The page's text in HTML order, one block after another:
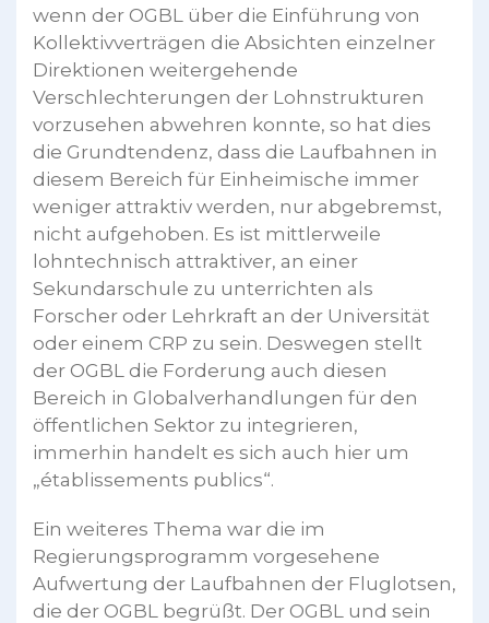
wenn der OGBL über die Einführung von
Kollektivverträgen die Absichten einzelner
Direktionen weitergehende
Verschlechterungen der Lohnstrukturen
vorzusehen abwehren konnte, so hat dies
die Grundtendenz, dass die Laufbahnen in
diesem Bereich für Einheimische immer
weniger attraktiv werden, nur abgebremst,
nicht aufgehoben. Es ist mittlerweile
lohntechnisch attraktiver, an einer
Sekundarschule zu unterrichten als
Forscher oder Lehrkraft an der Universität
oder einem CRP zu sein. Deswegen stellt
der OGBL die Forderung auch diesen
Bereich in Globalverhandlungen für den
öffentlichen Sektor zu integrieren,
immerhin handelt es sich auch hier um
„établissements publics“.
Ein weiteres Thema war die im
Regierungsprogramm vorgesehene
Aufwertung der Laufbahnen der Fluglotsen,
die der OGBL begrüßt. Der OGBL und sein